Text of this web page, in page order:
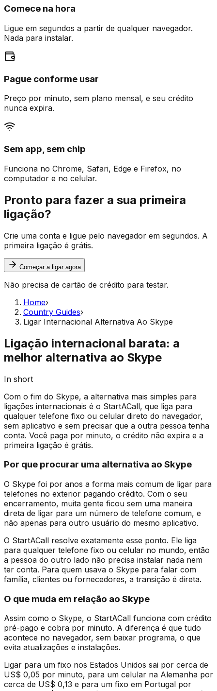
Comece na hora
Ligue em segundos a partir de qualquer navegador.
Nada para instalar.
Pague conforme usar
Preço por minuto, sem plano mensal, e seu crédito
nunca expira.
Sem app, sem chip
Funciona no Chrome, Safari, Edge e Firefox, no
computador e no celular.
Pronto para fazer a sua primeira
ligação?
Crie uma conta e ligue pelo navegador em segundos. A
primeira ligação é grátis.
Começar a ligar agora
Não precisa de cartão de crédito para testar.
Home›
Country Guides›
Ligar Internacional Alternativa Ao Skype
Ligação internacional barata: a
melhor alternativa ao Skype
In short
Com o fim do Skype, a alternativa mais simples para
ligações internacionais é o StartACall, que liga para
qualquer telefone fixo ou celular direto do navegador,
sem aplicativo e sem precisar que a outra pessoa tenha
conta. Você paga por minuto, o crédito não expira e a
primeira ligação é grátis.
Por que procurar uma alternativa ao Skype
O Skype foi por anos a forma mais comum de ligar para
telefones no exterior pagando crédito. Com o seu
encerramento, muita gente ficou sem uma maneira
direta de ligar para um número de telefone comum, e
não apenas para outro usuário do mesmo aplicativo.
O StartACall resolve exatamente esse ponto. Ele liga
para qualquer telefone fixo ou celular no mundo, então
a pessoa do outro lado não precisa instalar nada nem
ter conta. Para quem usava o Skype para falar com
família, clientes ou fornecedores, a transição é direta.
O que muda em relação ao Skype
Assim como o Skype, o StartACall funciona com crédito
pré-pago e cobra por minuto. A diferença é que tudo
acontece no navegador, sem baixar programa, o que
evita atualizações e instalações.
Ligar para um fixo nos Estados Unidos sai por cerca de
US$ 0,05 por minuto, para um celular na Alemanha por
cerca de US$ 0,13 e para um fixo em Portugal por